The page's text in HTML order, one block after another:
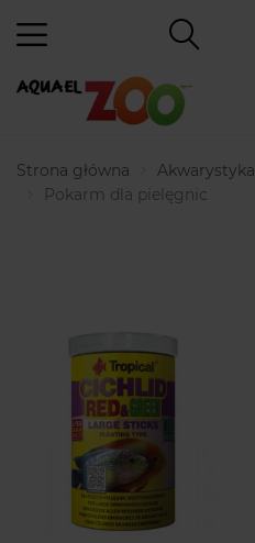
Strona główna Akwarystyka
Pokarm dla pielęgnic